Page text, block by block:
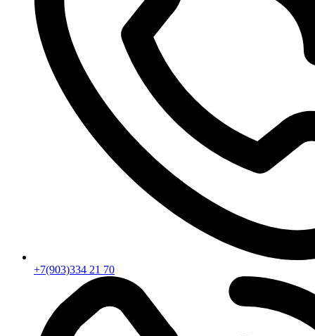
+7(903)334 21 70